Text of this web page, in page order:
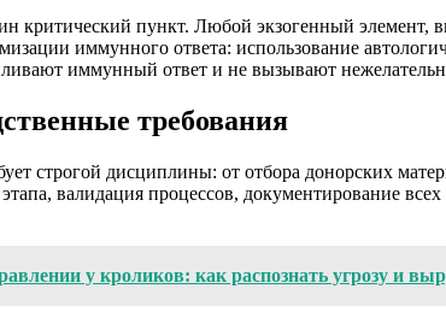
критический пункт. Любой экзогенный
иммунного ответа: использование
иммунный ответ и не вызывают
требования
строгой дисциплины: от отбора донорских
валидация процессов, документирование
у кроликов: как распознать угрозу и